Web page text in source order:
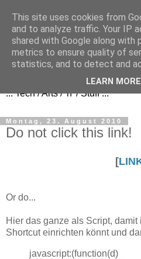
FezBook
... Tech / Arts / 'n' / Stuff ...
Montag, 23. August 2010
Do not click this link!
[
Or do...
Hier das ganze als Script,
Shortcut einrichten könnt und
javascript:(function(d)
This site uses cookies from
and to analyze traffic. Your IP
shared with Google along with
metrics to ensure quality of
statistics, and to detect and
LEARN MORE